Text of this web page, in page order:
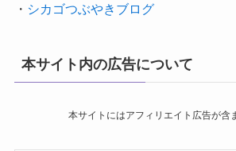
・ シカゴつぶやきブログ
本サイト内の広告について
本サイトにはアフィリエイト広告が含